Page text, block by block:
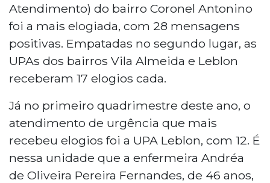
Atendimento) do bairro Coronel Antonino
foi a mais elogiada, com 28 mensagens
positivas. Empatadas no segundo lugar, as
UPAs dos bairros Vila Almeida e Leblon
receberam 17 elogios cada.
Já no primeiro quadrimestre deste ano, o
atendimento de urgência que mais
recebeu elogios foi a UPA Leblon, com 12. É
nessa unidade que a enfermeira Andréa
de Oliveira Pereira Fernandes, de 46 anos,